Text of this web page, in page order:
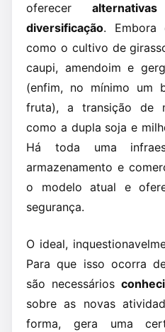
oferecer
diversificação. Embora
como o cultivo de
caupi, amendoim e
(enfim, no mínimo um
fruta), a transição de
como a dupla soja e
Há toda uma
armazenamento e
o modelo atual e
segurança.
O ideal,
Para que isso ocorra
são necessários
sobre as novas
forma, gera uma